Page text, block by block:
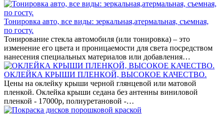
Тонировка авто, все виды: зеркальная,атермальная, съемная,
по госту.
Тонирование стекла автомобиля (или тонировка) – это
изменение его цвета и проницаемости для света посредством
нанесения специальных материалов или добавления…
ОКЛЕЙКА КРЫШИ ПЛЕНКОЙ, ВЫСОКОЕ КАЧЕСТВО.
Цены на оклейку крыши черной глянцевой или матовой
пленкой. Оклейка крыши седана без антенны виниловой
пленкой - 17000р, полиуретановой -…